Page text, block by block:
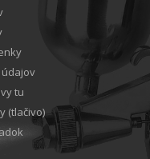
tu
(tlačivo)